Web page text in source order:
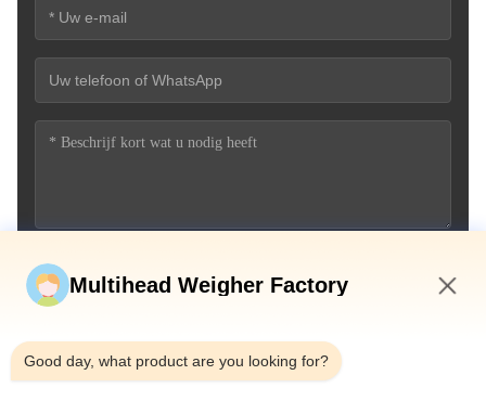
Multihead Weigher Factory
Good day, what product are you looking for?